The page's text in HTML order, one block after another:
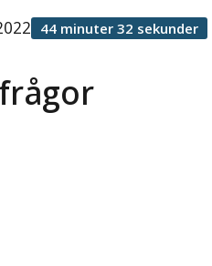
44 minuter 32 sekunder